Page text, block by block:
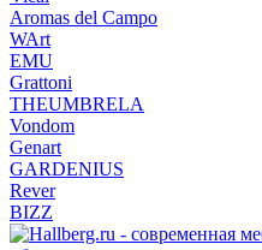
Aromas del Campo
WArt
EMU
Grattoni
THEUMBRELA
Vondom
Genart
GARDENIUS
Rever
BIZZ